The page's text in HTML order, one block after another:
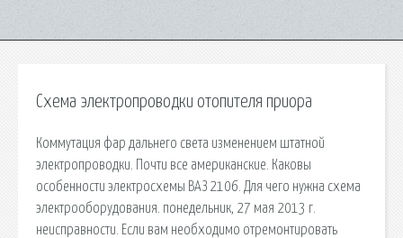
Схема электропроводки отопителя приора
Коммутация фар дальнего света изменением штатной
электропроводки. Почти все американские. Каковы
особенности электросхемы ВАЗ 2106. Для чего нужна схема
электрооборудования. понедельник, 27 мая 2013 г.
неисправности. Если вам необходимо отремонтировать